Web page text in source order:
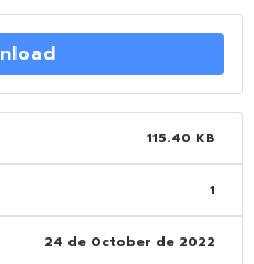
115.40 KB
1
24 de October de 2022